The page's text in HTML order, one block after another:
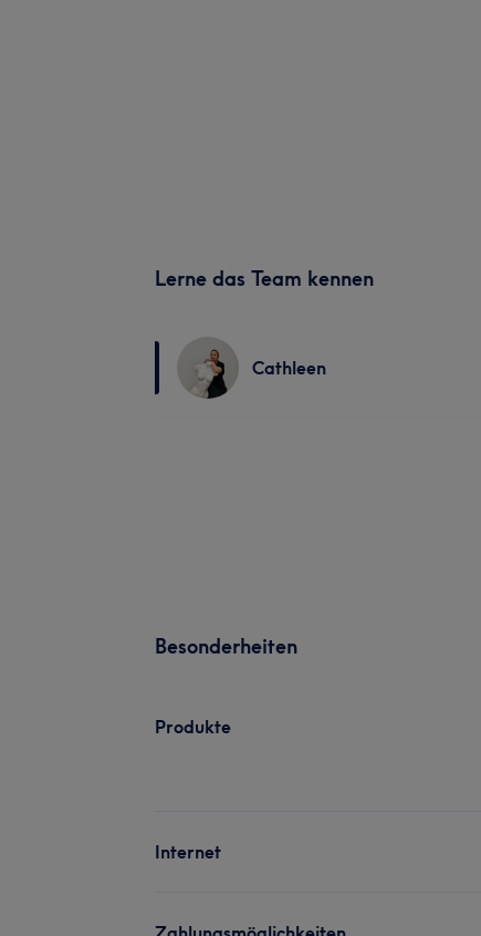
Lerne das Team kennen
Cathleen
Besonderheiten
Produkte
Internet